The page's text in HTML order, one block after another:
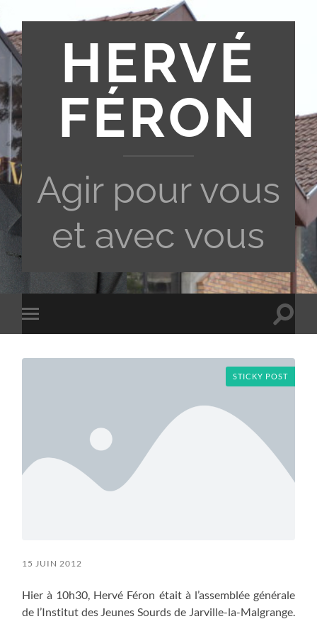
HERVÉ
FÉRON
Agir pour vous
et avec vous
Toggle
mobile
Toggle
STICKY POST
15 JUIN 2012
Hier à 10h30, Hervé Féron était à l’assemblée générale
de l’Institut des Jeunes Sourds de Jarville-la-Malgrange.